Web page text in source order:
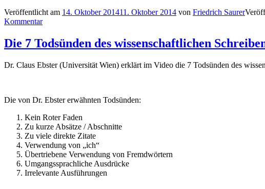
Veröffentlicht am 14. Oktober 201411. Oktober 2014 von Friedrich Saurer
Kommentar
Die 7 Todsünden des wissenschaftlichen
Dr. Claus Ebster (Universität Wien) erklärt im Video die 7 Todsünden des
Die von Dr. Ebster erwähnten Todsünden:
Kein Roter Faden
Zu kurze Absätze / Abschnitte
Zu viele direkte Zitate
Verwendung von „ich“
Übertriebene Verwendung von Fremdwörtern
Umgangssprachliche Ausdrücke
Irrelevante Ausführungen